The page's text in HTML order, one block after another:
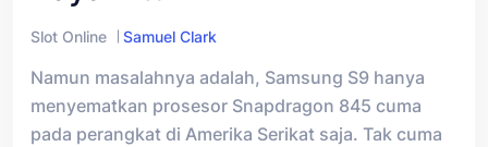
Slot Online Samuel Clark
Namun masalahnya adalah, Samsung S9 hanya
menyematkan prosesor Snapdragon 845 cuma
pada perangkat di Amerika Serikat saja. Tak cuma